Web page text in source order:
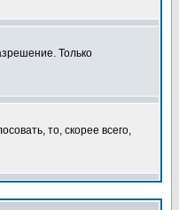
Только
то, скорее всего,